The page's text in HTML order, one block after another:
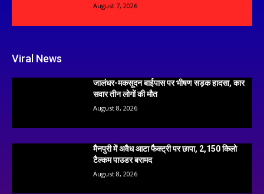
August 7, 2026
Viral News
जालंधर-मकसूदन बाईपास पर भीषण सड़क हादसा, कार
सवार तीन लोगों की मौत
August 8, 2026
मैनपुरी में अवैध आटा फैक्ट्री पर छापा, 2,150 किलो
टैल्कम पाउडर बरामद
August 8, 2026